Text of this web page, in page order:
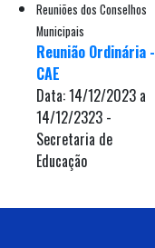
Reuniões dos Conselhos
Municipais
Reunião Ordinária -
CAE
Data: 14/12/2023 a
14/12/2323 -
Secretaria de
Educação